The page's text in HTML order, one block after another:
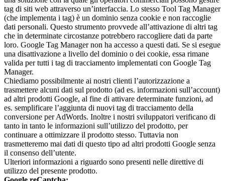
tag di siti web attraverso un’interfaccia. Lo stesso Tool Tag Manager
(che implementa i tag) è un dominio senza cookie e non raccoglie
dati personali. Questo strumento provvede all’attivazione di altri tag
che in determinate circostanze potrebbero raccogliere dati da parte
loro. Google Tag Manager non ha accesso a questi dati. Se si esegue
una disattivazione a livello del dominio o dei cookie, essa rimane
valida per tutti i tag di tracciamento implementati con Google Tag
Manager.
Chiediamo possibilmente ai nostri clienti l’autorizzazione a
trasmettere alcuni dati sul prodotto (ad es. informazioni sull’account)
ad altri prodotti Google, al fine di attivare determinate funzioni, ad
es. semplificare l’aggiunta di nuovi tag di tracciamento della
conversione per AdWords. Inoltre i nostri sviluppatori verificano di
tanto in tanto le informazioni sull’utilizzo del prodotto, per
continuare a ottimizzare il prodotto stesso. Tuttavia non
trasmetteremo mai dati di questo tipo ad altri prodotti Google senza
il consenso dell’utente.
Ulteriori informazioni a riguardo sono presenti nelle direttive di
utilizzo del presente prodotto.